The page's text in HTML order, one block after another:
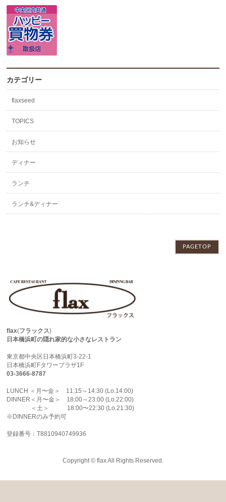
カテゴリー
flaxseed
TOPICS
お知らせ
ディナー
ランチ
ランチ&ディナー
PAGETOP
flax(フラックス)
日本橋浜町の隠れ家的な小さなレストラン
東京都中央区日本橋浜町3-22-1
日本橋浜町Fタワープラザ1F
03-3666-8787
LUNCH ＜月〜金＞ 11:15～14:30 (Lo.14:00)
DINNER＜月〜金＞ 18:00～23:00 (Lo.22:00)
＜土＞ 18:00〜22:30 (Lo.21:30)
※DINNERのみ予約可
登録番号：T8810940749936
Copyright © flax All Rights Reserved.